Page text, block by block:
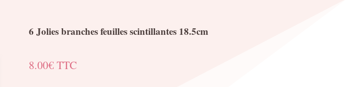
6 Jolies branches feuilles scintillantes 18.5cm
8.00€ TTC